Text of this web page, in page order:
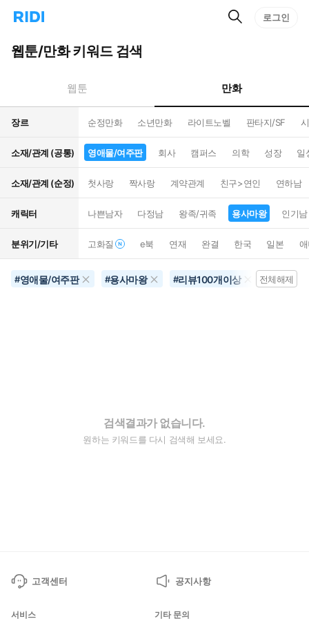
리
홈
으
턴
트
검
로그인
웹툰/만화 키워드 검색
웹툰 만화
장르 순정만화 소년만화 라이트노벨 판타지/SF
소재/관계 (공통) 영애물/여주판 회사 캠퍼스 의학 성장 일
소재/관계 (순정) 첫사랑 짝사랑 계약관계 친구>연인 연하남
캐릭터 나쁜남자 다정남 왕족/귀족 용사마왕 인기남
분위기/기타 고화질 e북 연재 완결 한국 일본
#영애물/여주판 #용사마왕 #리뷰100개이상 #삼각로
전체해제
검색결과가 없습니다.
원하는 키워드를 다시 검색해 보세요.
고객센터 공지사항
서비스 기타 문의